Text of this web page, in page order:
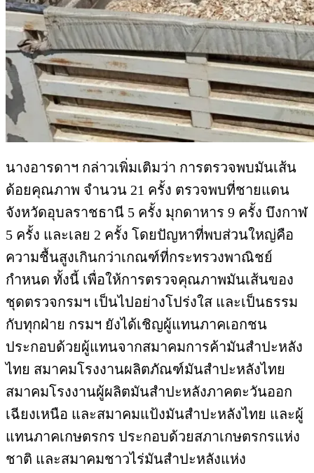
นางอารดาฯ กล่าวเพิ่มเติมว่า การตรวจพบมันเส้น
ด้อยคุณภาพ จำนวน 21 ครั้ง ตรวจพบที่ชายแดน
จังหวัดอุบลราชธานี 5 ครั้ง มุกดาหาร 9 ครั้ง บึงกาฬ
5 ครั้ง และเลย 2 ครั้ง โดยปัญหาที่พบส่วนใหญ่คือ
ความชื้นสูงเกินกว่าเกณฑ์ที่กระทรวงพาณิชย์
กำหนด ทั้งนี้ เพื่อให้การตรวจคุณภาพมันเส้นของ
ชุดตรวจกรมฯ เป็นไปอย่างโปร่งใส และเป็นธรรม
กับทุกฝ่าย กรมฯ ยังได้เชิญผู้แทนภาคเอกชน
ประกอบด้วยผู้แทนจากสมาคมการค้ามันสำปะหลัง
ไทย สมาคมโรงงานผลิตภัณฑ์มันสำปะหลังไทย
สมาคมโรงงานผู้ผลิตมันสำปะหลังภาคตะวันออก
เฉียงเหนือ และสมาคมแป้งมันสำปะหลังไทย และผู้
แทนภาคเกษตรกร ประกอบด้วยสภาเกษตรกรแห่ง
ชาติ และสมาคมชาวไร่มันสำปะหลังแห่ง